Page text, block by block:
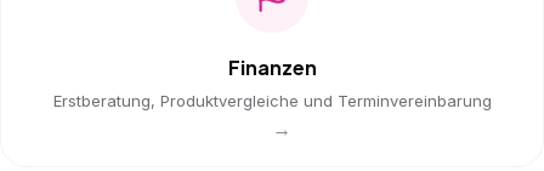
Finanzen
Erstberatung, Produktvergleiche und Terminvereinbarung
→